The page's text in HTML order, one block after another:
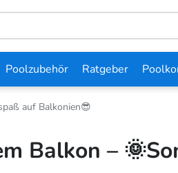
Poolzubehör Ratgeber
auf Balkonien😎
Balkon –